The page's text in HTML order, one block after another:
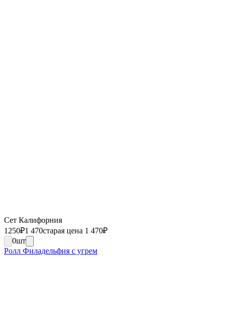
Сет Калифорния
1250₽1 470старая цена 1 470₽
0шт
Ролл Филадельфия с угрем